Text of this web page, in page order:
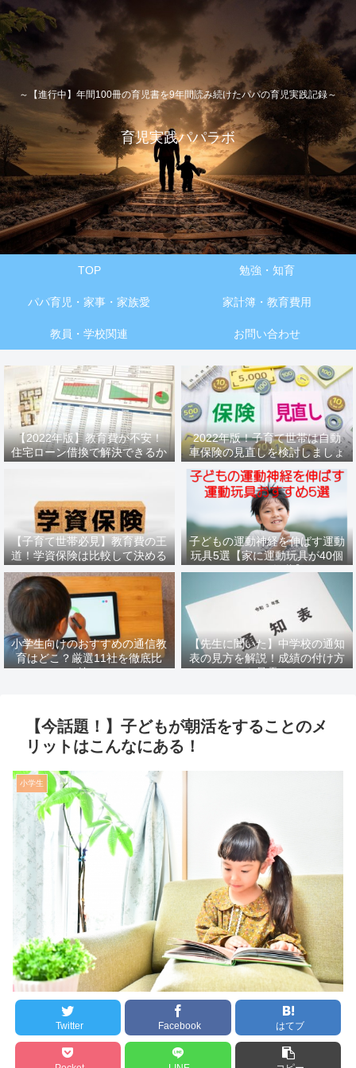
～【進行中】年間100冊の育児書を9年間読み続けたパパの育児実践記録～
育児実践パパラボ
TOP 勉強・知育
パパ育児・家事・家族愛 家計簿・教育費用
教員・学校関連 お問い合わせ
【2022年版】教育費が不安！
住宅ローン借換で解決できるか
2022年版！子育て世帯は自動
車保険の見直しを検討しましょ
【子育て世帯必見】教育費の王
道！学資保険は比較して決める
べき
子どもの運動神経を伸ばす運動
玩具5選【家に運動玩具が40個
あるパパ推薦】
小学生向けのおすすめの通信教
育はどこ？厳選11社を徹底比
較！
【先生に聞いた】中学校の通知
表の見方を解説！成績の付け方
も暴露！
【今話題！】子どもが朝活をすることのメ
リットはこんなにある！
小学生
Twitter Facebook はてブ